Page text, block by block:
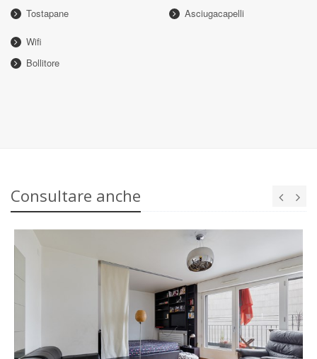
Tostapane
Asciugacapelli
Wifi
Bollitore
Consultare anche